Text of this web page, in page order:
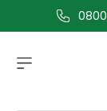
glavni sadržaj